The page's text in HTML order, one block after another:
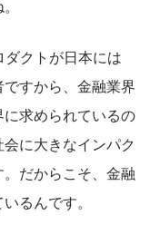
クトが日本には
すから、金融業界
求められているの
に大きなインパク
だからこそ、金融
るんです。